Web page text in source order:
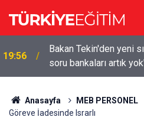
19:56
Bakan Tekin'den yeni
soru bankaları artık
Anasayfa MEB PERSONEL
Göreve İadesinde Israrlı